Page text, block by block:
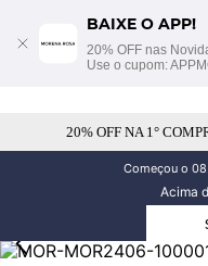
BAIXE O APP!
20% OFF nas
Use o cupom:
20% OFF NA 1°
Começou o
Acima